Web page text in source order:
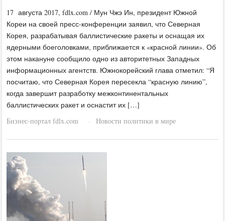
17 августа 2017, fdlx.com / Мун Чжэ Ин, президент Южной
Кореи на своей пресс-конференции заявил, что Северная
Корея, разрабатывая баллистические ракеты и оснащая их
ядерными боеголовками, приближается к «красной линии». Об
этом накануне сообщило одно из авторитетных Западных
информационных агентств. Южнокорейский глава отметил: “Я
посчитаю, что Северная Корея пересекла “красную линию”,
когда завершит разработку межконтинентальных
баллистических ракет и оснастит их […]
Бизнес-портал fdlx.com
· Новости политики в мире